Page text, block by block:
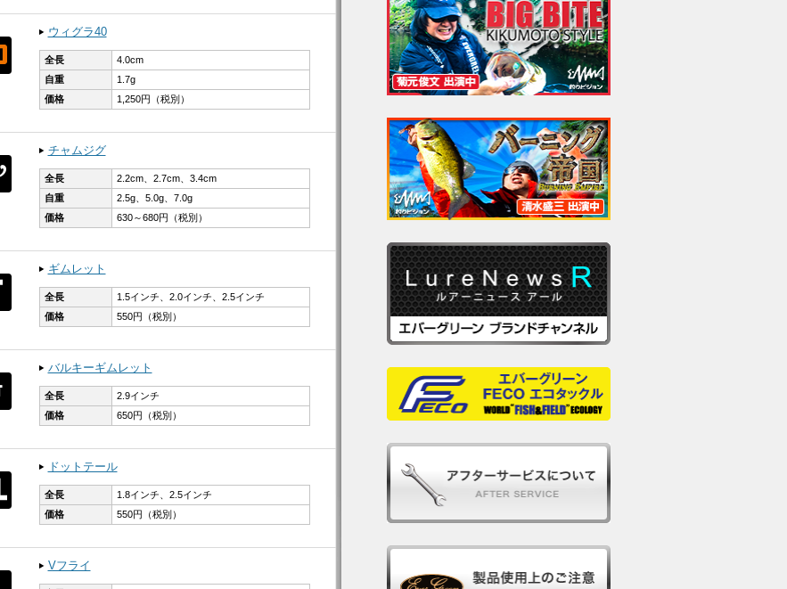
ウィグラ40
全長
4.0cm
自重
1.7g
価格
1,250円（税別）
チャムジグ
全長
2.2cm、​2.7cm、​3.4cm
自重
2.5g、​5.0g、​7.0g
価格
630～680円（税別）
ギムレット
全長
1.5インチ、​2.0インチ、​2.5インチ
価格
550円（税別）
バルキーギムレット
全長
2.9インチ
価格
650円（税別）
ドットテール
全長
1.8インチ、​2.5インチ
価格
550円（税別）
Vフライ